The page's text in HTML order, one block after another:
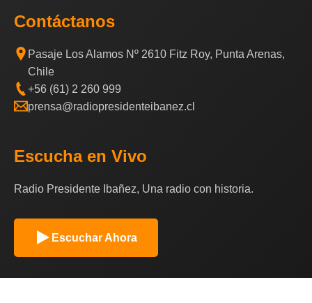
Contáctanos
Pasaje Los Alamos Nº 2610 Fitz Roy, Punta Arenas,
Chile
+56 (61) 2 260 999
prensa@radiopresidenteibanez.cl
Escucha en Vivo
Radio Presidente Ibañez, Una radio con historia.
Escuchar Ahora